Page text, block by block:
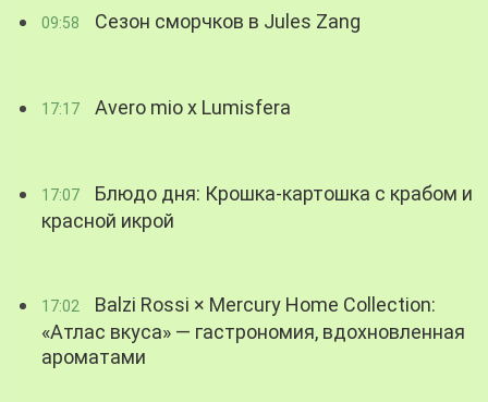
09:58 Сезон сморчков в Jules Zang
17:17 Avero mio x Lumisfera
17:07
Блюдо дня: Крошка-картошка с крабом и
красной икрой
17:02
Balzi Rossi × Mercury Home Collection:
«Атлас вкуса» — гастрономия, вдохновленная
ароматами